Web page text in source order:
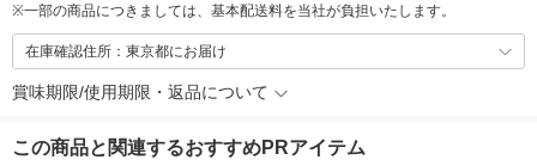
※一部の商品につきましては、基本配送料を当社が負担いたします。
在庫確認住所：東京都にお届け
賞味期限/使用期限・返品について
この商品と関連するおすすめPRアイテム